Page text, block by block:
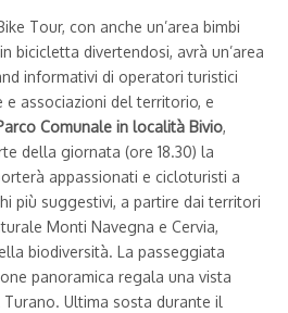
Tour, con anche un’area bimbi
bicicletta divertendosi, avrà un’area
informativi di operatori turistici
e associazioni del territorio, e
Comunale in località Bivio,
della giornata (ore 18.30) la
appassionati e cicloturisti a
più suggestivi, a partire dai territori
Monti Navegna e Cervia,
biodiversità. La passeggiata
panoramica regala una vista
Ultima sosta durante il